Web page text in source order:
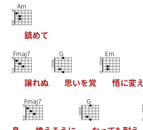
Am
鎮めて
Fmaj7
譲れぬ
G
思いを覚
Em
悟に変
Fmaj7 G